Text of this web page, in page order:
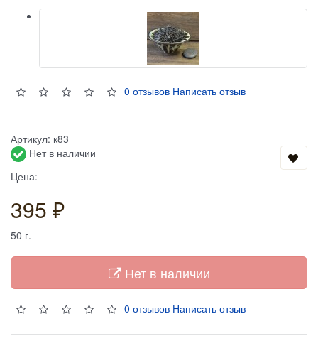
0 отзывов Написать отзыв
Артикул: к83
Нет в наличии
Цена:
395 ₽
50 г.
Нет в наличии
0 отзывов Написать отзыв